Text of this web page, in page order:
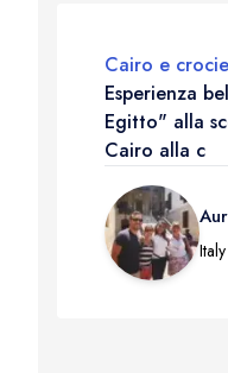
Cairo e
Esperienza
Egitto" alla
Cairo alla c
Italy